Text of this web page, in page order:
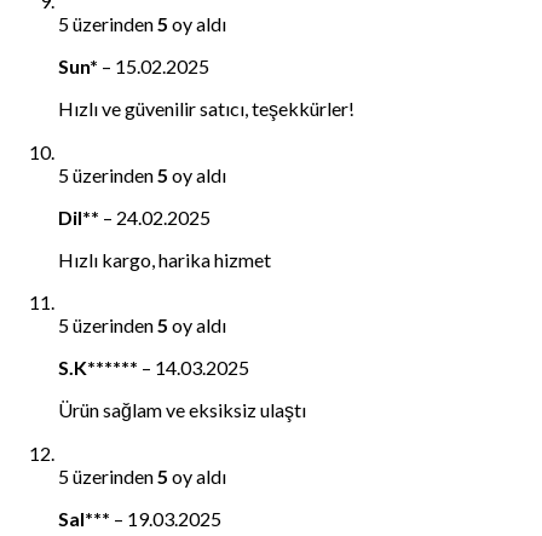
5 üzerinden5 oy aldı
Sun* – 15.02.2025
Hızlı ve güvenilir satıcı, teşekkürler!
5 üzerinden5 oy aldı
Dil** – 24.02.2025
Hızlı kargo, harika hizmet
5 üzerinden5 oy aldı
S.K****** – 14.03.2025
Ürün sağlam ve eksiksiz ulaştı
5 üzerinden5 oy aldı
Sal*** – 19.03.2025